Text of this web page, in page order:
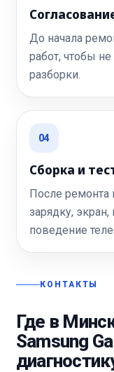
До начала
работ, чтобы
разборки.
04
Сборка и
После
зарядку,
поведение
КОНТАКТЫ
Где в
Samsung